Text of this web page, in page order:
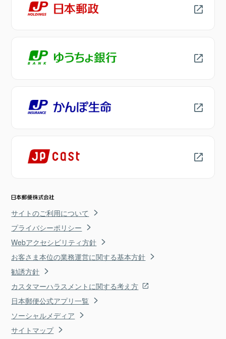
サイトのご利用について
プライバシーポリシー
Webアクセシビリティ方針
お客さま本位の業務運営に関する基本方針
勧誘方針
カスタマーハラスメントに関する考え方
日本郵便公式アプリ一覧
ソーシャルメディア
サイトマップ